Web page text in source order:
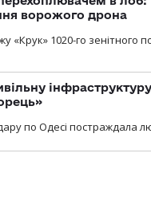
ворожого дрона
«Крук» 1020-го зенітного
по Одесі постраждала